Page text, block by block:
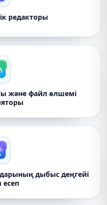
редакторы
және файл өлшемі
дыбыс деңгейі
есеп